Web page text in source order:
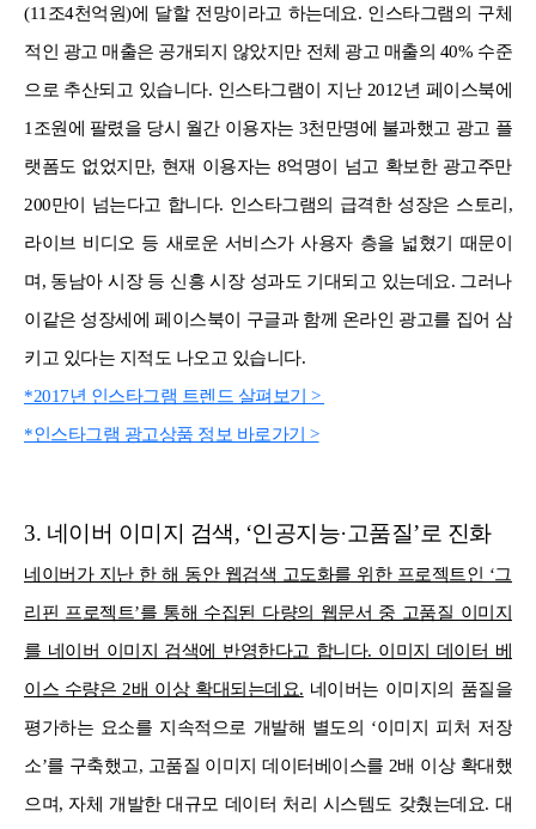
(11조4천억원)에 달할 전망이라고 하는데요. 인스타그램의 구체
적인 광고 매출은 공개되지 않았지만 전체 광고 매출의 40% 수준
으로 추산되고 있습니다. 인스타그램이 지난 2012년 페이스북에
1조원에 팔렸을 당시 월간 이용자는 3천만명에 불과했고 광고 플
랫폼도 없었지만, 현재 이용자는 8억명이 넘고 확보한 광고주만
200만이 넘는다고 합니다. 인스타그램의 급격한 성장은 스토리,
라이브 비디오 등 새로운 서비스가 사용자 층을 넓혔기 때문이
며, 동남아 시장 등 신흥 시장 성과도 기대되고 있는데요. 그러나
이같은 성장세에 페이스북이 구글과 함께 온라인 광고를 집어 삼
키고 있다는 지적도 나오고 있습니다.
*2017년 인스타그램 트렌드 살펴보기 >
*인스타그램 광고상품 정보 바로가기 >
3. 네이버 이미지 검색, ‘인공지능·고품질’로 진화
네이버가 지난 한 해 동안 웹검색 고도화를 위한 프로젝트인 ‘그
리핀 프로젝트’를 통해 수집된 다량의 웹문서 중 고품질 이미지
를 네이버 이미지 검색에 반영한다고 합니다. 이미지 데이터 베
이스 수량은 2배 이상 확대되는데요. 네이버는 이미지의 품질을
평가하는 요소를 지속적으로 개발해 별도의 ‘이미지 피처 저장
소’를 구축했고, 고품질 이미지 데이터베이스를 2배 이상 확대했
으며, 자체 개발한 대규모 데이터 처리 시스템도 갖췄는데요. 대